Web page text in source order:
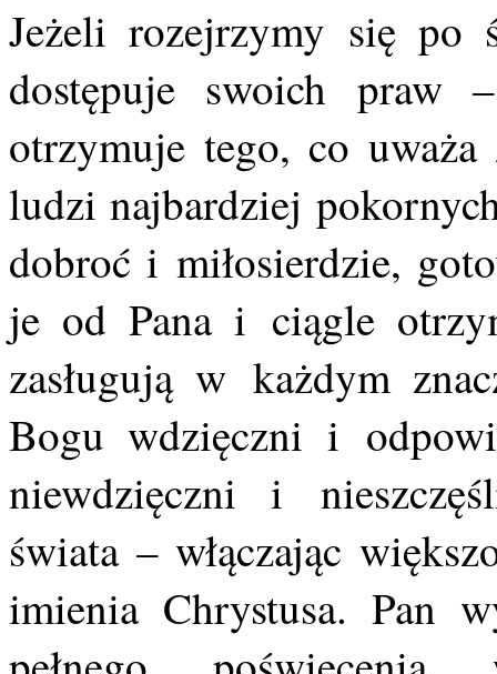
Jeżeli rozejrzymy się po
dostępuje swoich
otrzymuje tego, co
ludzi najbardziej
dobroć i miłosierdzie,
je od Pana i ciągle
zasługują w każdym
Bogu wdzięczni i
niewdzięczni i
świata – włączając
imienia Chrystusa. Pan